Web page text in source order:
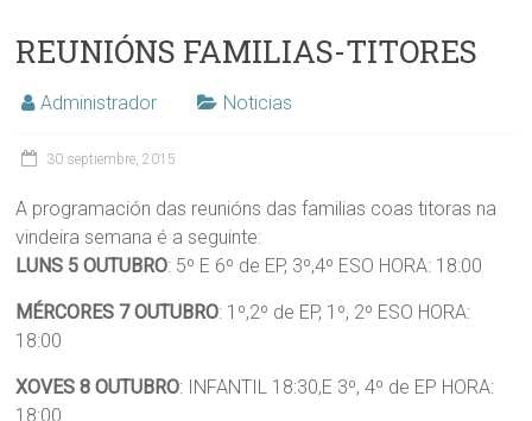
REUNIÓNS FAMILIAS-TITORES
Administrador Noticias
30 septiembre, 2015
A programación das reunións das familias coas titoras na
vindeira semana é a seguinte:
LUNS 5 OUTUBRO: 5º E 6º de EP, 3º,4º ESO HORA: 18:00
MÉRCORES 7 OUTUBRO: 1º,2º de EP, 1º, 2º ESO HORA:
18:00
XOVES 8 OUTUBRO: INFANTIL 18:30,E 3º, 4º de EP HORA:
18:00